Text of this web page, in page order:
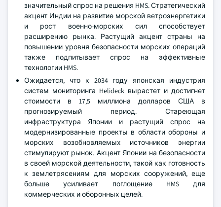
значительный спрос на решения HMS. Стратегический
акцент Индии на развитие морской ветроэнергетики
и рост военно-морских сил способствует
расширению рынка. Растущий акцент страны на
повышении уровня безопасности морских операций
также подпитывает спрос на эффективные
технологии HMS.
Ожидается, что к 2034 году японская индустрия
систем мониторинга Helideck вырастет и достигнет
стоимости в 17,5 миллиона долларов США в
прогнозируемый период. Стареющая
инфраструктура Японии и растущий спрос на
модернизированные проекты в области обороны и
морских возобновляемых источников энергии
стимулируют рынок. Акцент Японии на безопасности
в своей морской деятельности, такой как готовность
к землетрясениям для морских сооружений, еще
больше усиливает поглощение HMS для
коммерческих и оборонных целей.